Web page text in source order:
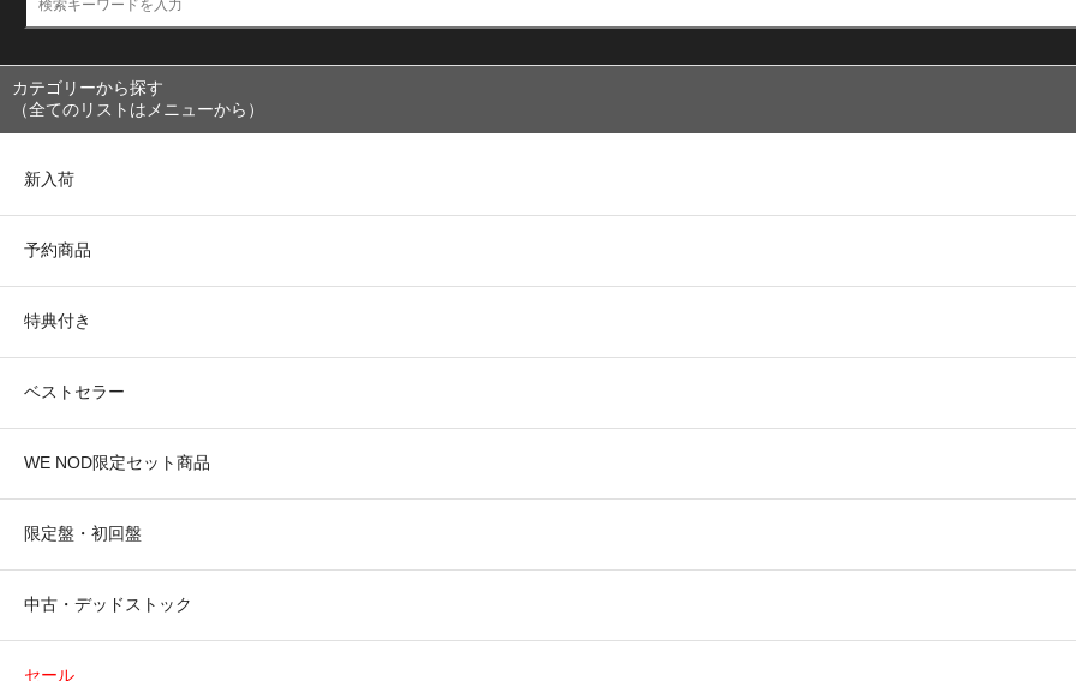
カテゴリーから探す
（全てのリストはメニューから）
新入荷
予約商品
特典付き
ベストセラー
WE NOD限定セット商品
限定盤・初回盤
中古・デッドストック
セール